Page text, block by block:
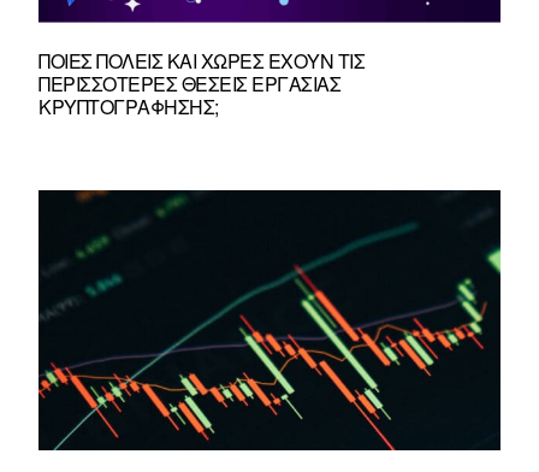
ΠΟΙΕΣ ΠΌΛΕΙΣ ΚΑΙ ΧΏΡΕΣ ΈΧΟΥΝ ΤΙΣ
ΠΕΡΙΣΣΌΤΕΡΕΣ ΘΈΣΕΙΣ ΕΡΓΑΣΊΑΣ
ΚΡΥΠΤΟΓΡΆΦΗΣΗΣ;